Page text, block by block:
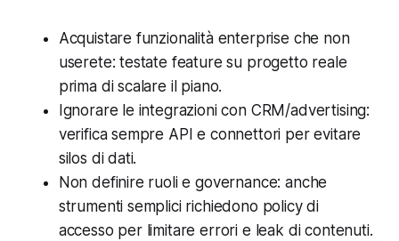
Acquistare funzionalità enterprise che non
userete: testate feature su progetto reale
prima di scalare il piano.
Ignorare le integrazioni con CRM/advertising:
verifica sempre API e connettori per evitare
silos di dati.
Non definire ruoli e governance: anche
strumenti semplici richiedono policy di
accesso per limitare errori e leak di contenuti.